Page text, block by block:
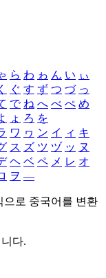
ら わ ゎ ん い ぃ
ぐ す ず つ づ っ
で ね へ べ ぺ め
ょ ろ を
ワ ヮ ン イ ィ キ
ス ズ ツ ヅ ッ ヌ
ヘ ベ ペ メ レ オ
ヲ ―
으로 중국어를 변환
다.